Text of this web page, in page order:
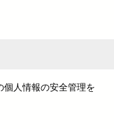
人情報の安全管理を